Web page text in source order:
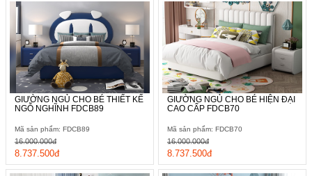
GIƯỜNG NGỦ CHO BÉ THIẾT KẾ
NGỖ NGHĨNH FDCB89
Mã sản phẩm: FDCB89
8.737.500đ
16.000.000đ
GIƯỜNG NGỦ CHO BÉ HIỆN ĐẠI
CAO CẤP FDCB70
Mã sản phẩm: FDCB70
8.737.500đ
16.000.000đ